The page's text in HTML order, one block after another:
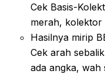
Cek Basis-
merah, kolektor
Hasilnya mirip
Cek arah
ada angka, wah